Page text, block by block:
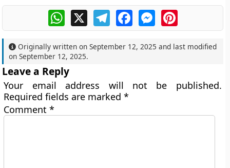
WhatsApp
X TelegramFacebookMessengerPinterest
Originally written onSeptember 12, 2025 and last modified
onSeptember 12, 2025.
Leave a Reply
Your email address will not be published.
Required fields are marked*
Comment*